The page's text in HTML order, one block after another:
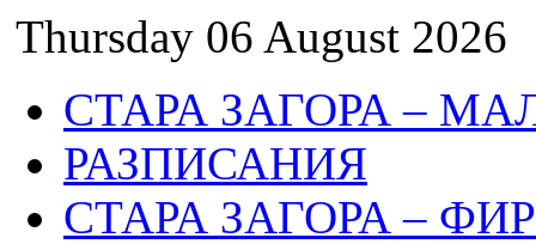
Thursday 06 August 2026
СТАРА ЗАГОРА –
РАЗПИСАНИЯ
СТАРА ЗАГОРА –